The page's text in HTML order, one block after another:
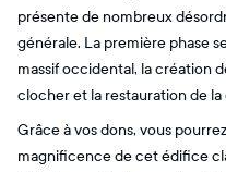
présente de nombreux
générale. La première phase
massif occidental, la création
clocher et la restauration de
Grâce à vos dons, vous
magnificence de cet édifice